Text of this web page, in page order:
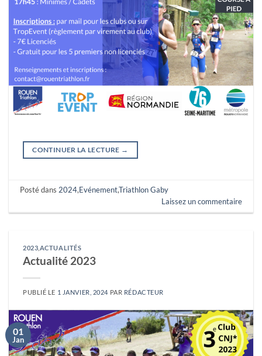
CONTINUER LA LECTURE →
Posté dans 2024,Evénement,Triathlon Gaby
Laissez un commentaire
2023 ACTUALITÉS
Actualité 2023
PUBLIÉ LE 1 JANVIER, 2024 PAR RÉDACTEUR
01
Jan